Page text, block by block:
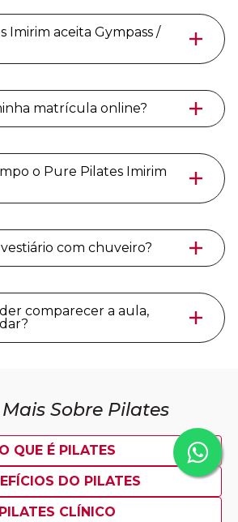
Imirim aceita Gympass /
matrícula online?
o Pure Pilates Imirim
com chuveiro?
comparecer a aula,
Sobre Pilates
O QUE É PILATES
DO PILATES
PILATES CLÍNICO